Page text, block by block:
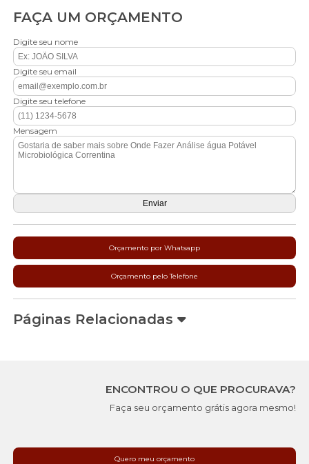
FAÇA UM ORÇAMENTO
Digite seu nome
Digite seu email
Digite seu telefone
Mensagem
Orçamento por Whatsapp
Orçamento pelo Telefone
Páginas Relacionadas
ENCONTROU O QUE PROCURAVA?
Faça seu orçamento grátis agora mesmo!
Quero meu orçamento